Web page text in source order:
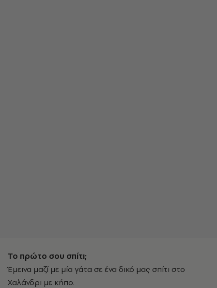
Το πρώτο σου σπίτι;
Έμεινα μαζί με μία γάτα σε ένα δικό μας σπίτι στο
Χαλάνδρι με κήπο.